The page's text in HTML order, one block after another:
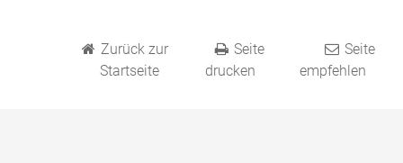
Zurück zur
Startseite
Seite
drucken
Seite
empfehlen